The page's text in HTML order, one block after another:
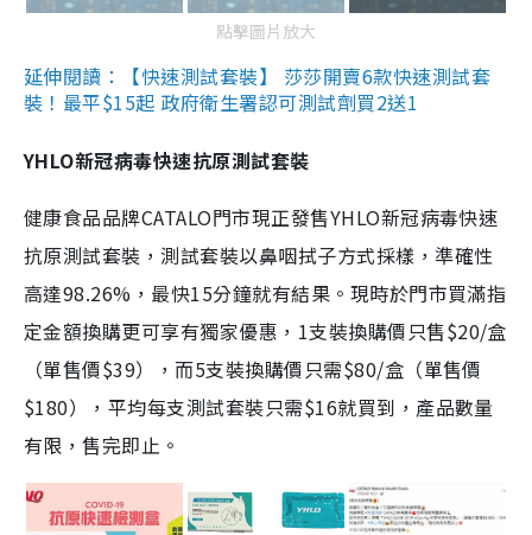
點擊圖片放大
延伸閱讀：【快速測試套裝】 莎莎開賣6款快速測試套
裝！最平$15起 政府衛生署認可測試劑買2送1
YHLO新冠病毒快速抗原測試套裝
健康食品品牌CATALO門市現正發售YHLO新冠病毒快速
抗原測試套裝，測試套裝以鼻咽拭子方式採樣，準確性
高達98.26%，最快15分鐘就有結果。現時於門市買滿指
定金額換購更可享有獨家優惠，1支裝換購價只售$20/盒
（單售價$39），而5支裝換購價只需$80/盒（單售價
$180），平均每支測試套裝只需$16就買到，產品數量
有限，售完即止。